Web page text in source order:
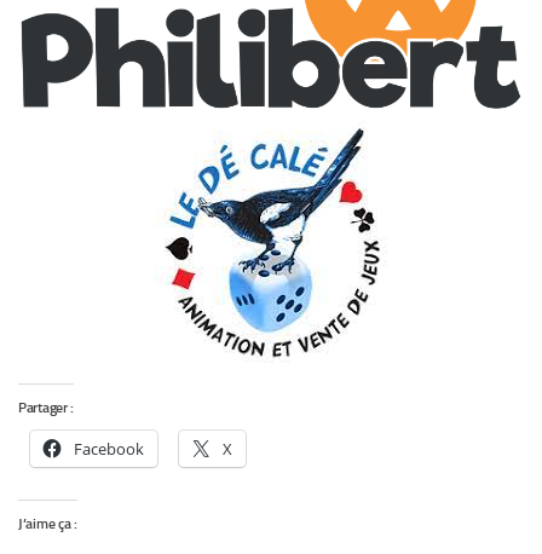
Partager :
Facebook X
J’aime ça :